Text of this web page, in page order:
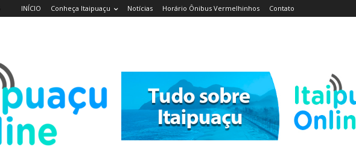
INÍCIO Conheça Itaipuaçu Notícias Horário Ônibus Vermelhinhos Contato